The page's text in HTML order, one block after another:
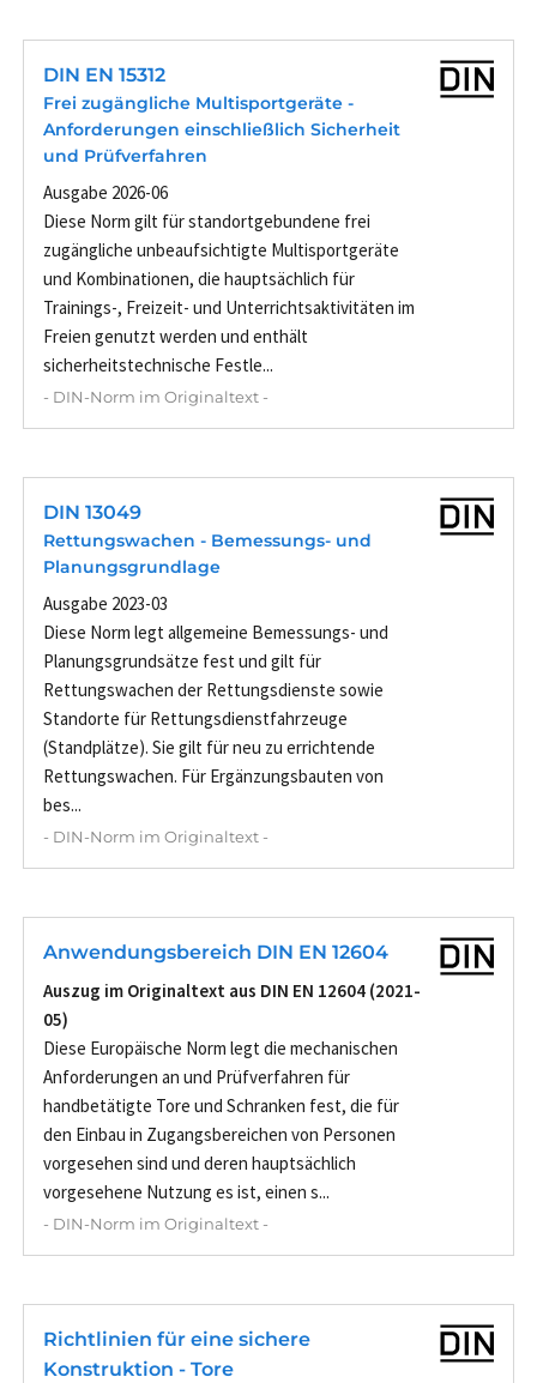
DIN EN 15312
Frei zugängliche Multisportgeräte -
Anforderungen einschließlich Sicherheit
und Prüfverfahren
Ausgabe 2026-06
Diese Norm gilt für standortgebundene frei
zugängliche unbeaufsichtigte Multisportgeräte
und Kombinationen, die hauptsächlich für
Trainings-, Freizeit- und Unterrichtsaktivitäten im
Freien genutzt werden und enthält
sicherheitstechnische Festle...
- DIN-Norm im Originaltext -
DIN 13049
Rettungswachen - Bemessungs- und
Planungsgrundlage
Ausgabe 2023-03
Diese Norm legt allgemeine Bemessungs- und
Planungsgrundsätze fest und gilt für
Rettungswachen der Rettungsdienste sowie
Standorte für Rettungsdienstfahrzeuge
(Standplätze). Sie gilt für neu zu errichtende
Rettungswachen. Für Ergänzungsbauten von
bes...
- DIN-Norm im Originaltext -
Anwendungsbereich DIN EN 12604
Auszug im Originaltext aus DIN EN 12604 (2021-
05)
Diese Europäische Norm legt die mechanischen
Anforderungen an und Prüfverfahren für
handbetätigte Tore und Schranken fest, die für
den Einbau in Zugangsbereichen von Personen
vorgesehen sind und deren hauptsächlich
vorgesehene Nutzung es ist, einen s...
- DIN-Norm im Originaltext -
Richtlinien für eine sichere
Konstruktion - Tore